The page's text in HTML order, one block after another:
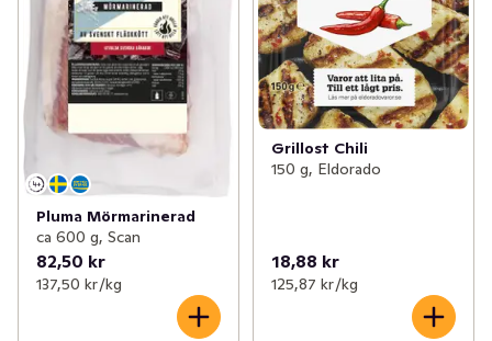
Pluma Mörmarinerad
ca 600 g, Scan
82,50 kr
137,50 kr /kg
Grillost Chili
150 g, Eldorado
18,88 kr
125,87 kr /kg